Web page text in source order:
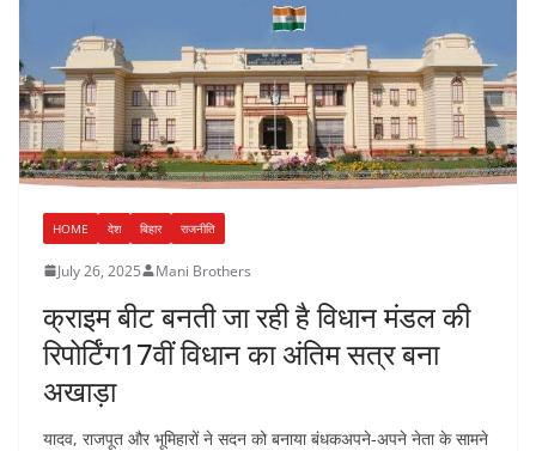
HOME देश बिहार राजनीति
July 26, 2025 Mani Brothers
क्राइम बीट बनती जा रही है विधान मंडल की
रिपोर्टिंग17वीं विधान का अंतिम सत्र बना
अखाड़ा
यादव, राजपूत और भूमिहारों ने सदन को बनाया बंधकअपने-अपने नेता के सामने